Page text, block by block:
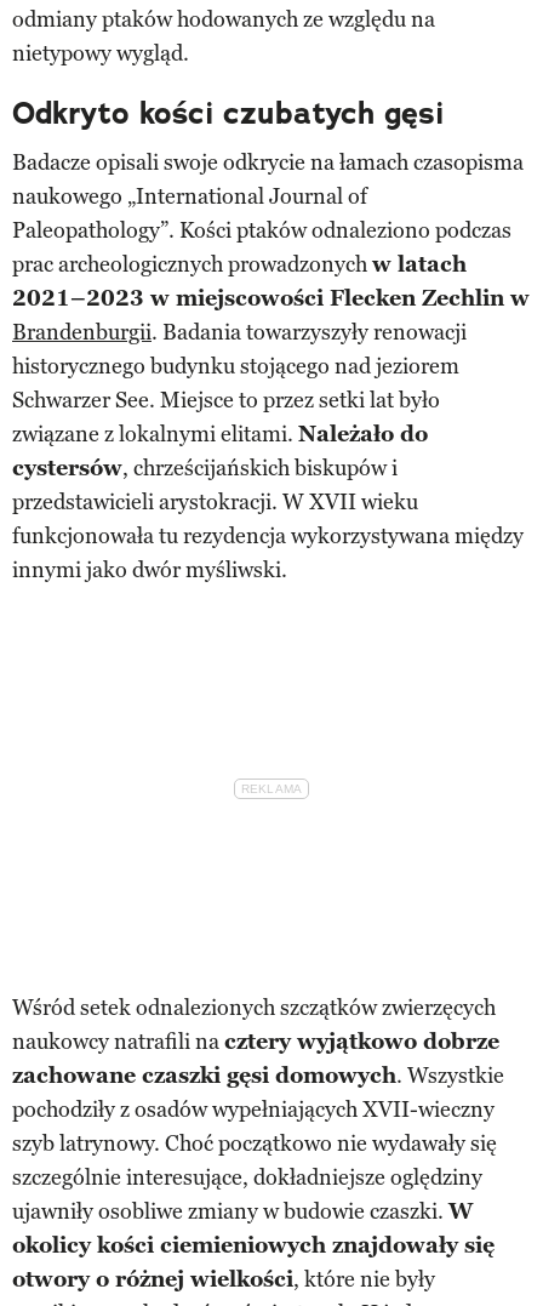
odmiany ptaków hodowanych ze względu na
nietypowy wygląd.
Odkryto kości czubatych gęsi
Badacze opisali swoje odkrycie na łamach czasopisma
naukowego „International Journal of
Paleopathology”. Kości ptaków odnaleziono podczas
prac archeologicznych prowadzonychw latach
2021–2023 w miejscowości Flecken Zechlin w
Brandenburgii. Badania towarzyszyły renowacji
historycznego budynku stojącego nad jeziorem
Schwarzer See. Miejsce to przez setki lat było
związane z lokalnymi elitami. Należało do
cystersów, chrześcijańskich biskupów i
przedstawicieli arystokracji. W XVII wieku
funkcjonowała tu rezydencja wykorzystywana między
innymi jako dwór myśliwski.
Wśród setek odnalezionych szczątków zwierzęcych
naukowcy natrafili nacztery wyjątkowo dobrze
zachowane czaszki gęsi domowych. Wszystkie
pochodziły z osadów wypełniających XVII-wieczny
szyb latrynowy. Choć początkowo nie wydawały się
szczególnie interesujące, dokładniejsze oględziny
ujawniły osobliwe zmiany w budowie czaszki.W
okolicy kości ciemieniowych znajdowały się
otwory o różnej wielkości, które nie były